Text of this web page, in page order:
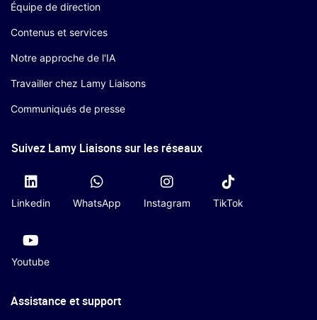
Équipe de direction
Contenus et services
Notre approche de l'IA
Travailler chez Lamy Liaisons
Communiqués de presse
Suivez Lamy Liaisons sur les réseaux
Linkedin WhatsApp Instagram TikTok
Youtube
Assistance et support